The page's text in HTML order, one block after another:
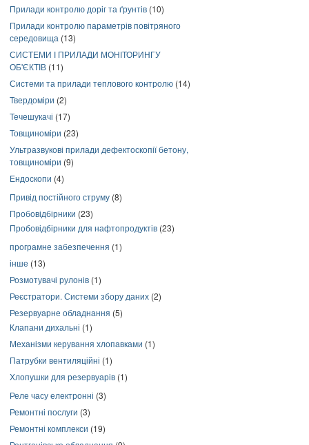
Прилади контролю доріг та ґрунтів (10)
Прилади контролю параметрів повітряного
середовища (13)
СИСТЕМИ І ПРИЛАДИ МОНІТОРИНГУ
ОБ'ЄКТІВ (11)
Системи та прилади теплового контролю (14)
Твердоміри (2)
Течешукачі (17)
Товщиноміри (23)
Ультразвукові прилади дефектоскопії бетону,
товщиноміри (9)
Ендоскопи (4)
Привід постійного струму (8)
Пробовідбірники (23)
Пробовідбірники для нафтопродуктів (23)
програмне забезпечення (1)
інше (13)
Розмотувачі рулонів (1)
Реєстратори. Системи збору даних (2)
Резервуарне обладнання (5)
Клапани дихальні (1)
Механізми керування хлопавками (1)
Патрубки вентиляційні (1)
Хлопушки для резервуарів (1)
Реле часу електронні (3)
Ремонтні послуги (3)
Ремонтні комплекси (19)